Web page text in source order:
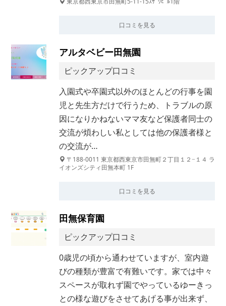
口コミを見る
アルタベビー田無園
ピックアップ口コミ
入園式や卒園式以外のほとんどの行事を園
児と先生方だけで行うため、トラブルの原
因になりかねないママ友など保護者同士の
交流が煩わしい私としては他の保護者様と
の交流が…
〒188-0011 東京都西東京市田無町２丁目１２−１４ ラ
イオンズシティ田無本町 1F
口コミを見る
田無保育園
ピックアップ口コミ
0歳児の頃から通わせていますが、室内遊
びの種類が豊富で有難いです。家では中々
スペースが取れず園でやっているゆーきっ
との様な遊びをさせてあげる事が出来ず、